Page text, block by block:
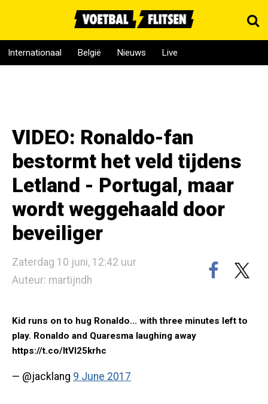
Internationaal België Nieuws Live
VIDEO: Ronaldo-fan
bestormt het veld tijdens
Letland - Portugal, maar
wordt weggehaald door
beveiliger
Zaterdag 10 juni, 12:42 uur
Auteur: martijndh
Kid runs on to hug Ronaldo... with three minutes left to
play. Ronaldo and Quaresma laughing away
https://t.co/ltVI25krhc
— @jacklang 9 June 2017